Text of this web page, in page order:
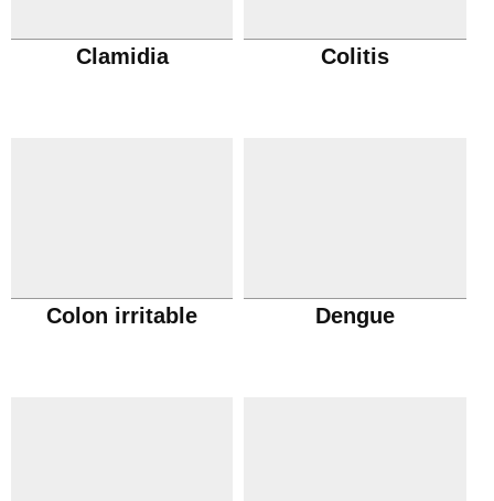
Clamidia Colitis
Colon irritable Dengue